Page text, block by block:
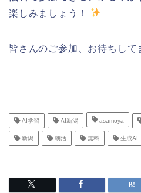
楽しみましょう！
皆さんのご参加、お待ちして
AI学習 AI新潟 asamoya
新潟 朝活 無料 生成AI